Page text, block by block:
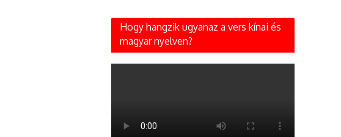
Hogy hangzik ugyanaz a vers kínai és
magyar nyelven?